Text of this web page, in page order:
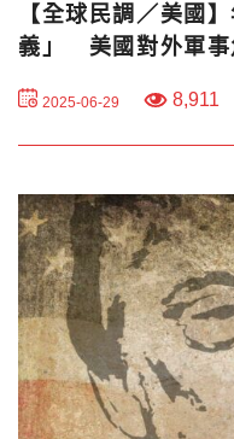
【全球民調／美國
義」 美國對外軍事
2025-06-29 8,911